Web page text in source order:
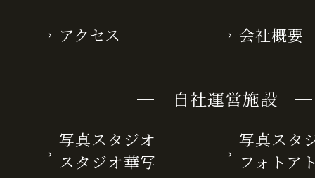
アクセス 会社概要
─ 自社運営施設 ─
写真スタジオ
スタジオ華写
写真スタ
フォトア